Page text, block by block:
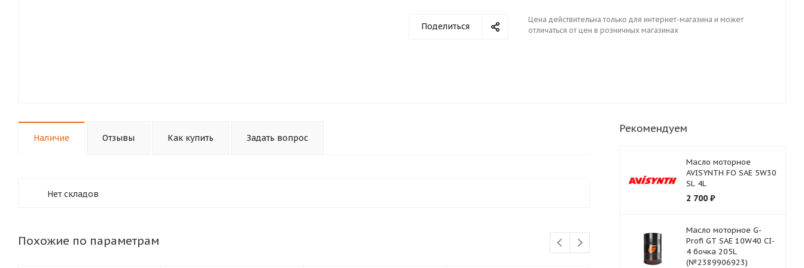
Поделиться
Цена действительна только для интернет-магазина и может
отличаться от цен в розничных магазинах
Наличие Отзывы Как купить Задать вопрос
Нет складов
Похожие по параметрам
Рекомендуем
Масло моторное
AVISYNTH FO SAE 5W30
SL 4L
2 700₽
Масло моторное G-
Profi GT SAE 10W40 CI-
4 бочка 205L
(№2389906923)